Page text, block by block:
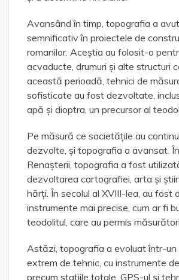
Avansând în timp, topografia a
semnificativ în proiectele de
romanilor. Aceștia au folosit-o
acvaducte, drumuri și alte structuri
această perioadă, tehnici de
sofisticate au fost dezvoltate,
apă și dioptra, un precursor al
Pe măsură ce societățile au
dezvolte, și topografia a avansat.
Renașterii, topografia a fost
dezvoltarea cartografiei, arta și
hărți. În secolul al XVIII-lea, au fost
instrumente mai precise, cum ar fi
teodolitul, care au permis
Astăzi, topografia a evoluat într-un
extrem de tehnic, cu instrumente
precum stațiile totale, GPS-ul și